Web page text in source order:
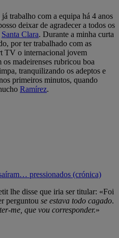
trabalho com a equipa há 4 anos
deixar de agradecer a todos os
Santa Clara. Durante a minha curta
por ter trabalhado com as
TV o internacional jovem
madeirenses rubricou boa
tranquilizando os adeptos e
primeiros minutos, quando
Ramírez.
pressionados (crónica)
lhe disse que iria ser titular: «Foi
perguntou se estava todo cagado.
me, que vou corresponder.»